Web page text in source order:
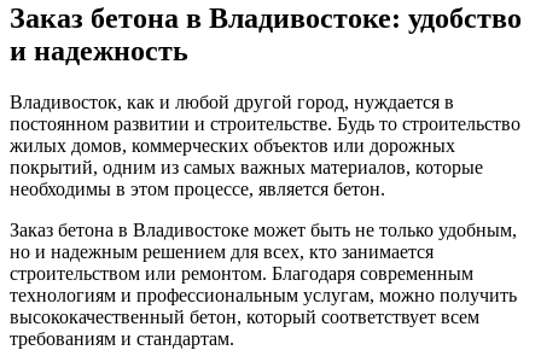
Заказ бетона в Владивостоке: удобство
и надежность
Владивосток, как и любой другой город, нуждается в
постоянном развитии и строительстве. Будь то строительство
жилых домов, коммерческих объектов или дорожных
покрытий, одним из самых важных материалов, которые
необходимы в этом процессе, является бетон.
Заказ бетона в Владивостоке может быть не только удобным,
но и надежным решением для всех, кто занимается
строительством или ремонтом. Благодаря современным
технологиям и профессиональным услугам, можно получить
высококачественный бетон, который соответствует всем
требованиям и стандартам.